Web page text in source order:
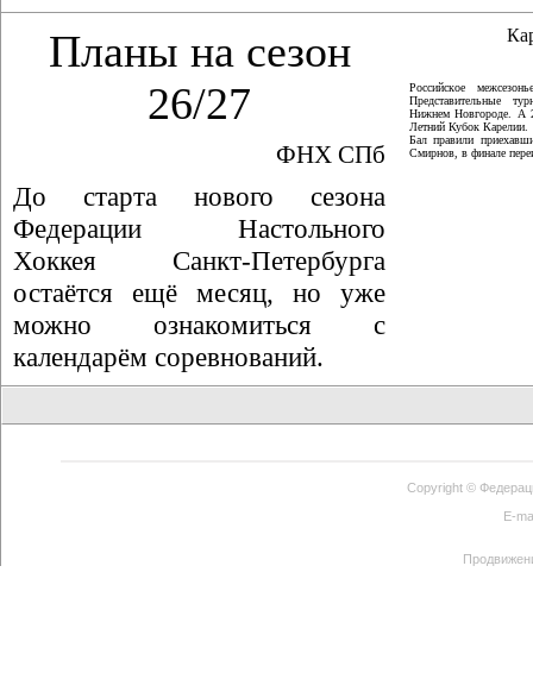
Планы на сезон
26/27
ФНХ СПб
До старта нового сезона
Федерации Настольного
Хоккея Санкт-Петербурга
остаётся ещё месяц, но уже
можно ознакомиться с
календарём соревнований.
Российское
Представительные
Нижнем Новгороде. А
Летний Кубок Карелии.
Бал правили
Смирнов, в финале
Copyright ©
E-